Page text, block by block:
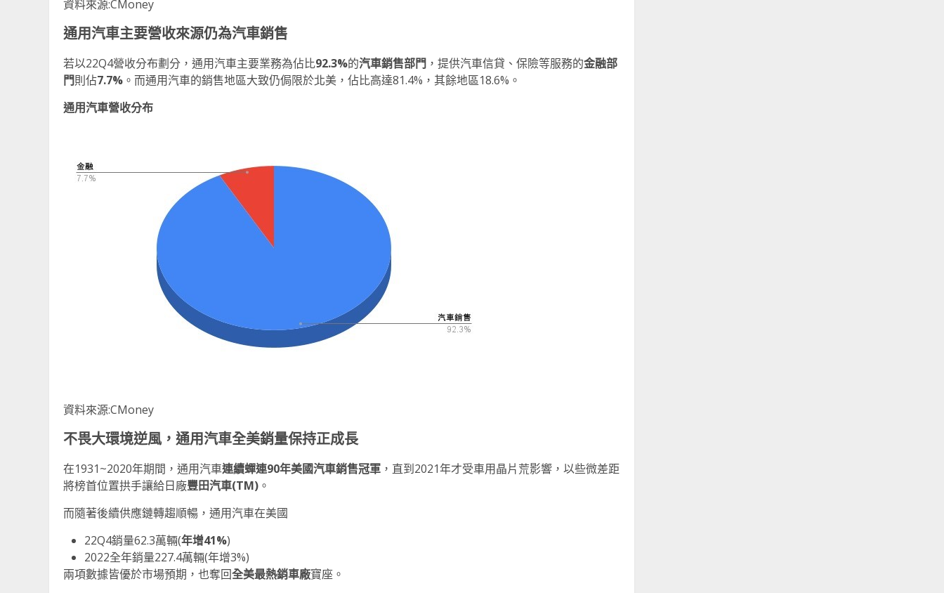
資料來源:CMoney
通用汽車主要營收來源仍為汽車銷售
若以22Q4營收分布劃分，通用汽車主要業務為佔比92.3%的汽車銷售部門 ，提供汽車信貸、保險等服務的金融部
門則佔7.7% 。而通用汽車的銷售地區大致仍侷限於北美，佔比高達81.4%，其餘地區18.6%。
通用汽車營收分布
資料來源:CMoney
不畏大環境逆風，通用汽車全美銷量保持正成長
在1931~2020年期間，通用汽車連續蟬連90年美國汽車銷售冠軍 ，直到2021年才受車用晶片荒影響，以些微差距
將榜首位置拱手讓給日廠豐田汽車(TM) 。
而隨著後續供應鏈轉趨順暢，通用汽車在美國
22Q4銷量62.3萬輛(年增41%)
2022全年銷量227.4萬輛(年增3%)
兩項數據皆優於市場預期，也奪回全美最熱銷車廠寶座。